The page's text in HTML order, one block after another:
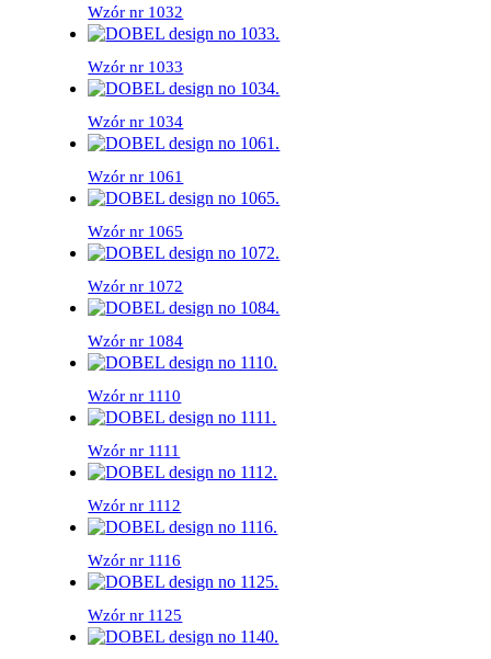
Wzór nr 1032
Wzór nr 1033
Wzór nr 1034
Wzór nr 1061
Wzór nr 1065
Wzór nr 1072
Wzór nr 1084
Wzór nr 1110
Wzór nr 1111
Wzór nr 1112
Wzór nr 1116
Wzór nr 1125